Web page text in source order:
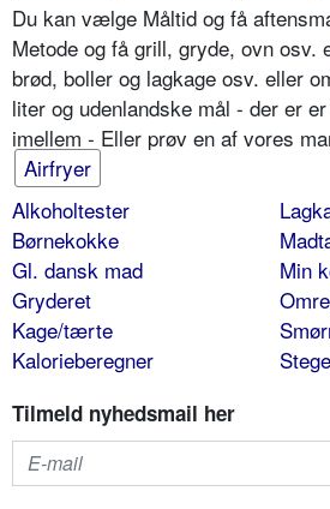
Du kan vælge Måltid og få
Metode og få grill, gryde, ovn
brød, boller og lagkage osv. eller
liter og udenlandske mål - der er
imellem - Eller prøv en af vores
Airfryer
Alkoholtester
Børnekokke
Gl. dansk mad
Gryderet
Kage/tærte
Kalorieberegner
Min
Tilmeld nyhedsmail her